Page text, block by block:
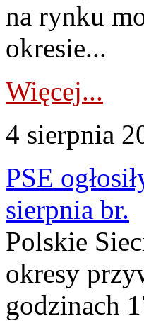
na rynku
okresie...
Więcej...
4 sierpnia
PSE
sierpnia br.
Polskie
okresy
godzinach